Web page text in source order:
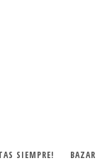
SIEMPRE! BAZAR